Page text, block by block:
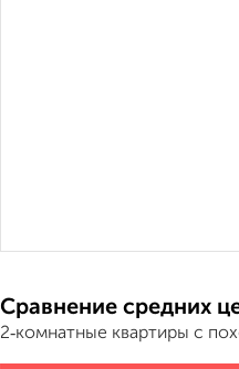
Сравнение средних
2‑комнатные квартиры с